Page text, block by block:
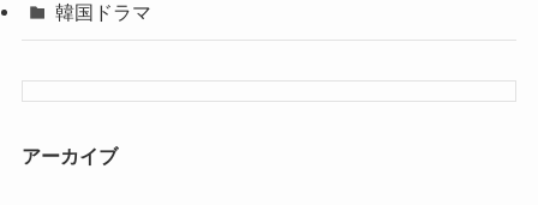
韓国ドラマ
アーカイブ